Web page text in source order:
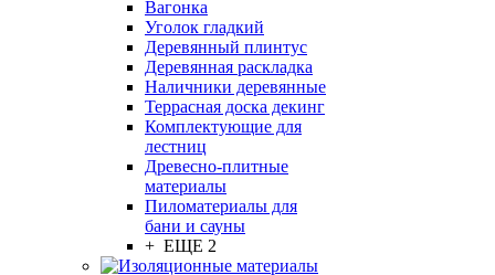
Вагонка
Уголок гладкий
Деревянный плинтус
Деревянная раскладка
Наличники деревянные
Террасная доска декинг
Комплектующие для
лестниц
Древесно-плитные
материалы
Пиломатериалы для
бани и сауны
+ ЕЩЕ 2